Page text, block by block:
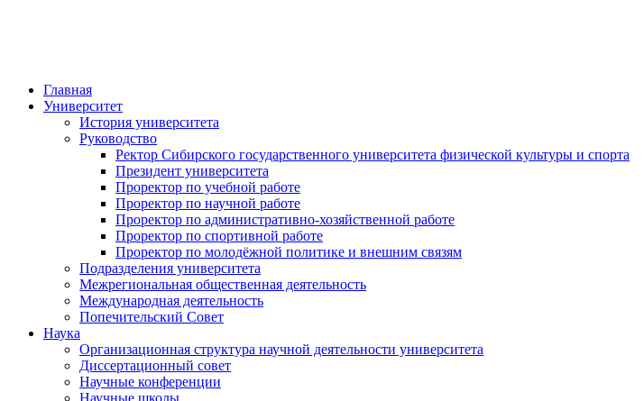
Главная
Университет
История университета
Руководство
Ректор Сибирского государственного университета физической культуры и спорта
Президент университета
Проректор по учебной работе
Проректор по научной работе
Проректор по административно-хозяйственной работе
Проректор по спортивной работе
Проректор по молодёжной политике и внешним связям
Подразделения университета
Межрегиональная общественная деятельность
Международная деятельность
Попечительский Совет
Наука
Организационная структура научной деятельности университета
Диссертационный совет
Научные конференции
Научные школы